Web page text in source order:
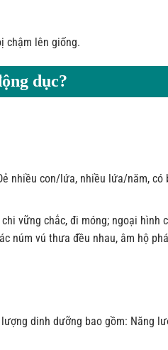
chậm lên giống.
dục?
nhiều con/lứa, nhiều lứa/năm, có
vững chắc, đi móng; ngoại hình
núm vú thưa đều nhau, âm hộ
dinh dưỡng bao gồm: Năng